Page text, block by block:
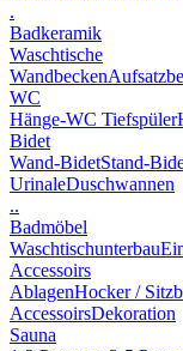
.
Badkeramik
Waschtische
Wandbecken
WC
Hänge-WC Tiefspüler
Bidet
Wand-BidetStand-
UrinaleDuschwannen
..
Badmöbel
Waschtischunterbau
Accessoirs
AblagenHocker /
AccessoirsDekoration
Sauna